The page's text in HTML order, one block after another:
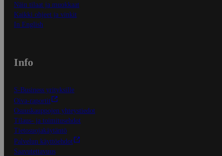
Näin tilaat ja muokkaat
Kaikki ohjeet ja vinkit
In English
Info
S-Business yrityksille
Oiva-raportit
Osuuskauppojen yhteystiedot
Tilaus- ja toimitusehdot
Tietosuojakäytäntö
Palvelun käyttöehdot
Saavutettavuus